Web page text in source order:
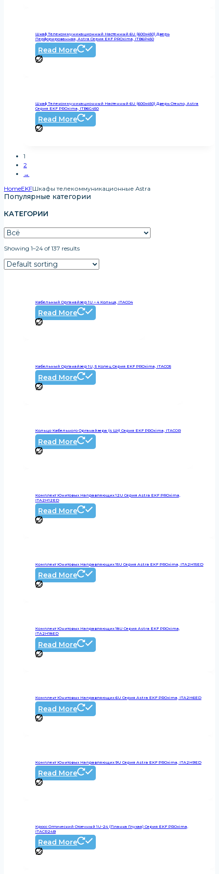
Шкаф Телекоммуникационный Настенный 6U (600х450) Дверь
Перфорированная, Astra Серия EKF PROxima, ITB6P450
Read More
Шкаф Телекоммуникационный Настенный 6U (600х450) Дверь Стекло, Astra
Серия EKF PROxima, ITB6G450
Read More
1
2
→
HomeEKFШкафы телекоммуникационные Astra
Популярные категории
КАТЕГОРИИ
Showing 1–24 of 137 results
Кабельный Органайзер 1U – 4 Кольца, ITACO4
Read More
Кабельный Органайзер 1U, 5 Колец Серия EKF PROxima, ITACO5
Read More
Кольцо Кабельного Органайзера (4 Шт) Серия EKF PROxima, ITACOR
Read More
Комплект Юнитовых Направляющих 12U Серия Astra EKF PROxima,
ITA2H12ED
Read More
Комплект Юнитовых Направляющих 15U Серия Astra EKF PROxima, ITA2H15ED
Read More
Комплект Юнитовых Направляющих 18U Серия Astra EKF PROxima,
ITA2H18ED
Read More
Комплект Юнитовых Направляющих 6U Серия Astra EKF PROxima, ITA2H6ED
Read More
Комплект Юнитовых Направляющих 9U Серия Astra EKF PROxima, ITA2H9ED
Read More
Кросс Оптический Стоечный 1U-24 (планка Глухая) Серия EKF PROxima,
ITACR24B
Read More